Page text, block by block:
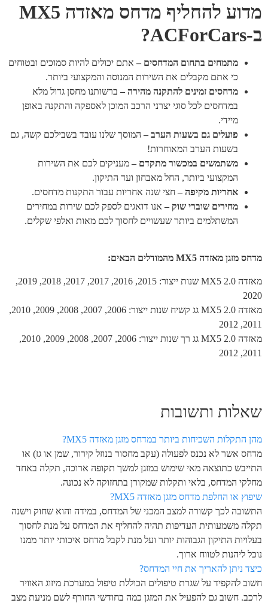
מדוע להחליף מדחס מאזדה MX5
ב-ACForCars?
מתמחים בתחום המדחסים – אתם יכולים להיות סמוכים ובטוחים
כי אתם מקבלים את השירות המנוסה והמקצועי ביותר.
מדחסים זמינים להתקנה מהירה – ברשותנו מחסן גדול מלא
במדחסים לכל סוגי יצרני הרכב המוכן לאספקה והתקנה באופן
מיידי.
פועלים גם בשעות הערב – המוסך שלנו עובד בשבילכם קשה, גם
בשעות הערב המאוחרות!
משתמשים במכשור מתקדם – מעניקים לכם את השירות
המקצועי ביותר, החל מאבחון ועד התיקון.
אחריות מקיפה – חצי שנה אחריות עבור התקנות מדחסים.
מחירים שוברי שוק – אנו דואגים לספק לכם שירות במחירים
המשתלמים ביותר שעשויים לחסוך לכם מאות ואלפי שקלים.
מדחס מזגן מאזדה MX5 מהמודלים הבאים:
מאזדה MX5 2.0 שנות ייצור: 2015, 2016, 2017, 2017, 2018, 2019,
2020
מאזדה MX5 2.0 גג קשיח שנות ייצור: 2006, 2007, 2008, 2009, 2010,
2011, 2012
מאזדה MX5 2.0 גג רך שנות ייצור: 2006, 2007, 2008, 2009, 2010,
2011, 2012
שאלות ותשובות
מהן התקלות השכיחות ביותר במדחס מזגן מאזדה MX5?
מדחס אשר לא נכנס לפעולה (עקב מחסור בנוזל קירור, שמן או גז) או
התייבש כתוצאה מאי שימוש במזגן למשך תקופה ארוכה, תקלה באחד
מחלקי המדחס, בלאי ותקלות שמקורן בתחזוקה לא נכונה.
שיפוץ או החלפת מדחס מזגן מאזדה MX5?
התשובה לכך קשורה למצב המכני של המדחס, במידה והוא שחוק וישנה
תקלה משמעותית העדיפות תהיה להחליף את המדחס על מנת לחסוך
בעלויות התיקון הגבוהות יותר ועל מנת לקבל מדחס איכותי יותר ממנו
נוכל ליהנות לטווח ארוך.
כיצד ניתן להאריך את חיי המדחס?
חשוב להקפיד על שגרת טיפולים הכוללת טיפול במערכת מיזוג האוויר
לרכב. חשוב גם להפעיל את המזגן כמה בחודשי החורף לשם מניעת מצב